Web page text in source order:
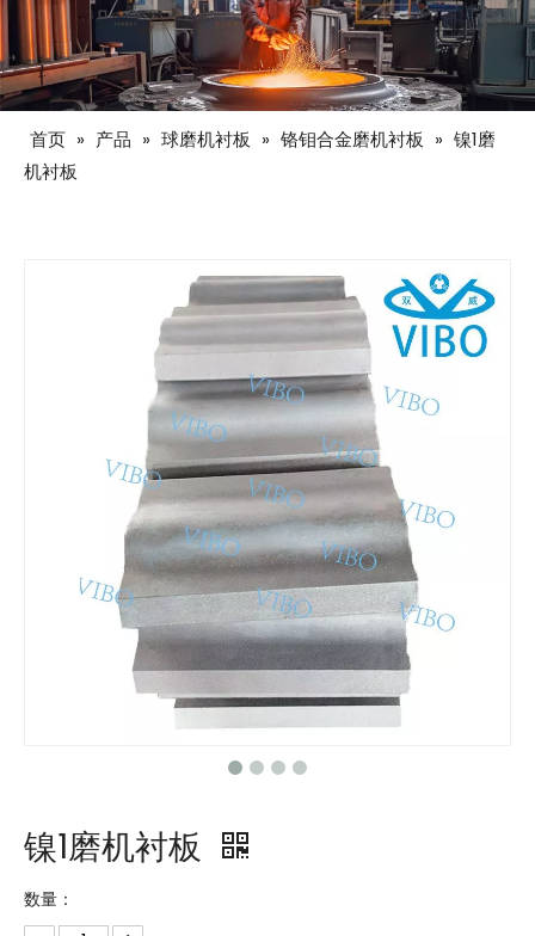
首页 » 产品 » 球磨机衬板 » 铬钼合金磨机衬板 » 镍1磨
机衬板
镍1磨机衬板
数量：